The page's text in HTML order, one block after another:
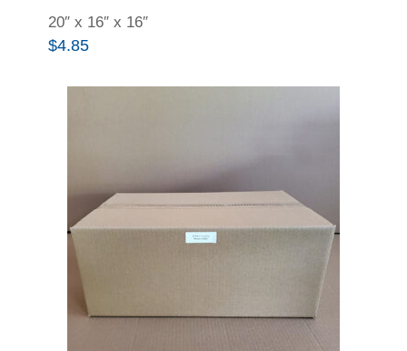
20″ x 16″ x 16″
$4.85